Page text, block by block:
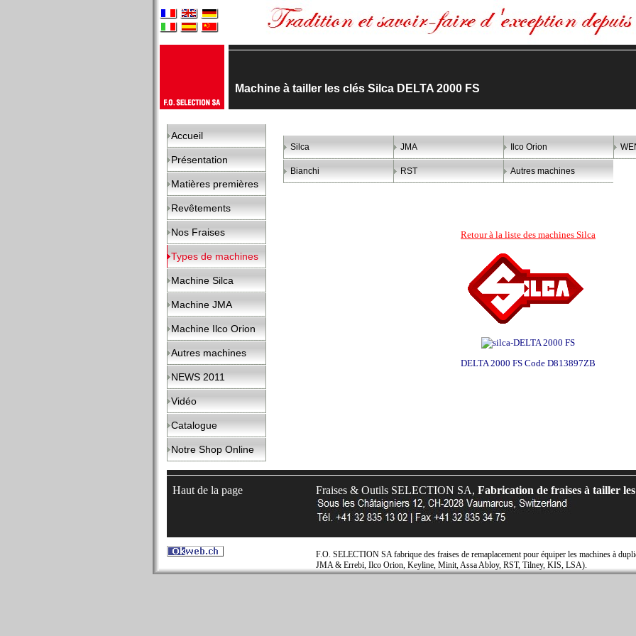
Machine à tailler les clés Silca DELTA 2000 FS
Accueil
Présentation
Matières premières
Revêtements
Nos Fraises
Types de machines
Machine Silca
Machine JMA
Machine Ilco Orion
Autres machines
NEWS 2011
Vidéo
Catalogue
Notre Shop Online
Silca JMA Ilco Orion
Bianchi RST Autres machines
Retour à la liste des machines Silca
DELTA 2000 FS Code D813897ZB
Haut de la page Fraises & Outils SELECTION SA, Fabrication de fraises à tailler les
F.O. SELECTION SA fabrique des fraises de remaplacement pour équiper les machines à
JMA & Errebi, Ilco Orion, Keyline, Minit, Assa Abloy, RST, Tilney, KIS, LSA).